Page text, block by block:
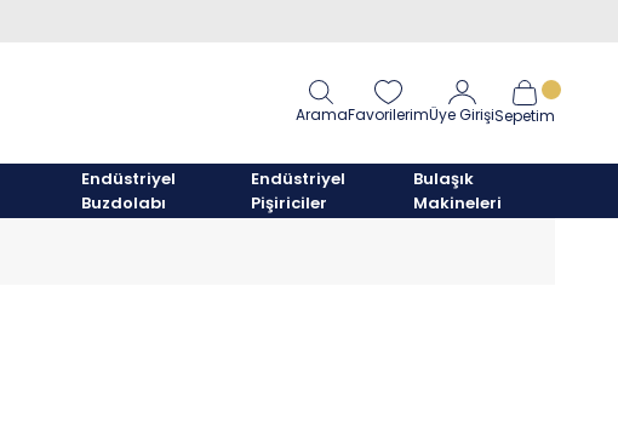
AramaFavorilerimÜye GirişiSepetim
Endüstriyel
Buzdolabı
Endüstriyel
Pişiriciler
Bulaşık
Makineleri